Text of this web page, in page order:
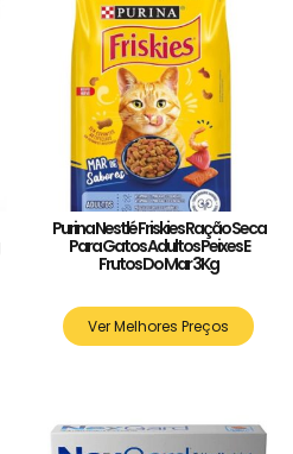
Purina Nestlé Friskies Ração Seca
Para Gatos Adultos Peixes E
Frutos Do Mar 3Kg
Ver Melhores Preços